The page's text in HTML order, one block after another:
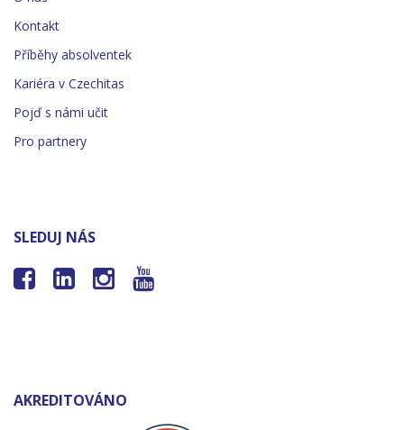
Kontakt
Příběhy absolventek
Kariéra v Czechitas
Pojď s námi učit
Pro partnery
SLEDUJ NÁS
   
AKREDITOVÁNO